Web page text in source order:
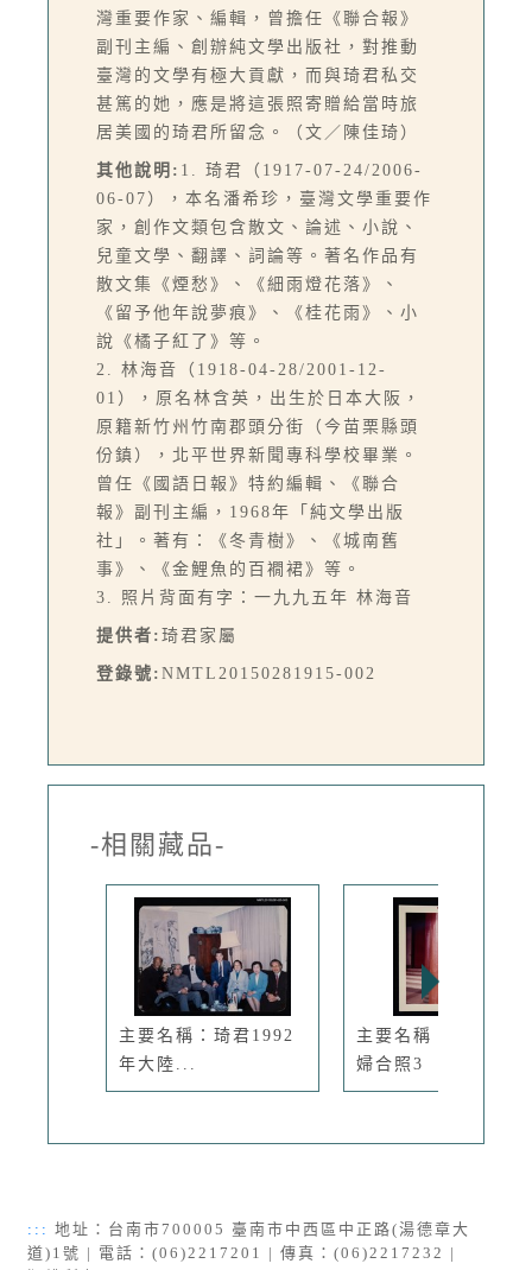
灣重要作家、編輯，曾擔任《聯合報》
副刊主編、創辦純文學出版社，對推動
臺灣的文學有極大貢獻，而與琦君私交
甚篤的她，應是將這張照寄贈給當時旅
居美國的琦君所留念。（文／陳佳琦）
其他說明: 1. 琦君（1917-07-24/2006-
06-07），本名潘希珍，臺灣文學重要作
家，創作文類包含散文、論述、小說、
兒童文學、翻譯、詞論等。著名作品有
散文集《煙愁》、《細雨燈花落》、
《留予他年說夢痕》、《桂花雨》、小
說《橘子紅了》等。
2. 林海音（1918-04-28/2001-12-
01），原名林含英，出生於日本大阪，
原籍新竹州竹南郡頭分街（今苗栗縣頭
份鎮），北平世界新聞專科學校畢業。
曾任《國語日報》特約編輯、《聯合
報》副刊主編，1968年「純文學出版
社」。著有：《冬青樹》、《城南舊
事》、《金鯉魚的百襉裙》等。
3. 照片背面有字：一九九五年 林海音
提供者: 琦君家屬
登錄號: NMTL20150281915-002
-相關藏品-
主要名稱：琦君1992
年大陸...
主要名稱：糜文開夫
婦合照3
::: 地址：台南市700005 臺南市中西區中正路(湯德章大
道)1號 | 電話：(06)2217201 | 傳真：(06)2217232 |